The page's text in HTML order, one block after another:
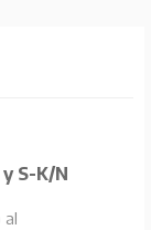
S-K/N
al